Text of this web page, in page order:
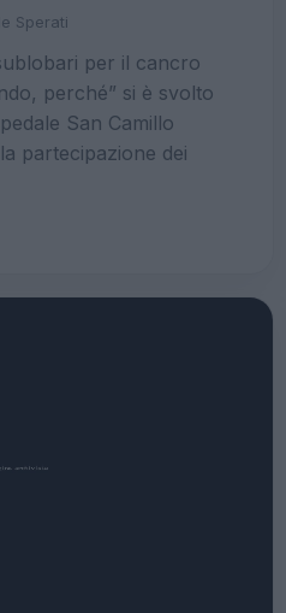
Sperati
per il cancro
perché” si è svolto
San Camillo
partecipazione dei